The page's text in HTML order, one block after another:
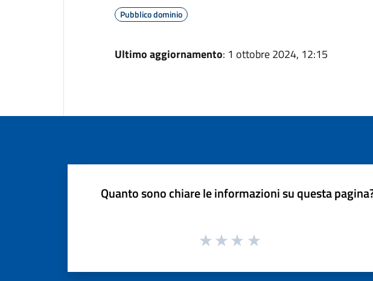
Pubblico dominio
Ultimo aggiornamento: 1 ottobre 2024, 12:15
Quanto sono chiare le informazioni su questa